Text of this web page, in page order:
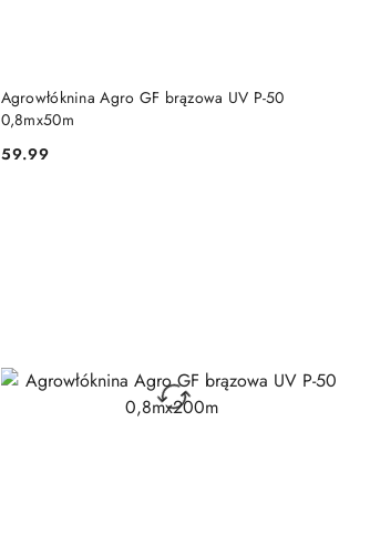
Agrowłóknina Agro GF brązowa UV P-50
0,8mx50m
Cena:
59.99
DO KOSZYKA